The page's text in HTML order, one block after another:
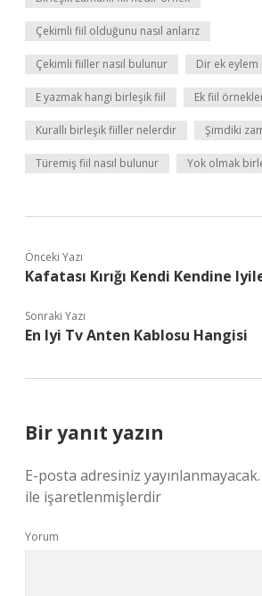
Çekimli fiil olduğunu nasıl anlarız
Çekimli fiiller nasıl bulunur Dir ek eylem
E yazmak hangi birleşik fiil Ek fiil
Kurallı birleşik fiiller nelerdir Şimdiki
Türemiş fiil nasıl bulunur Yok olmak
Önceki Yazı
Kafatası Kırığı Kendi Kendine
Sonraki Yazı
En Iyi Tv Anten Kablosu Hangisi
Bir yanıt yazın
E-posta adresiniz yayınlanmayacak.
ile işaretlenmişlerdir
Yorum